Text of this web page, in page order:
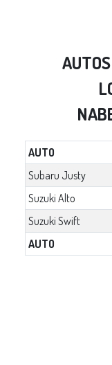
AUTO
Subaru Justy
Suzuki Alto
Suzuki Swift
AUTO